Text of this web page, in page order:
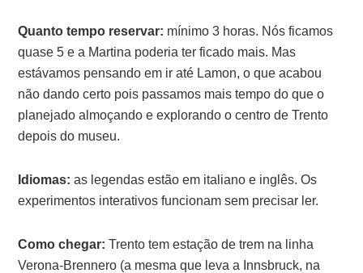
Quanto tempo reservar: mínimo 3 horas. Nós ficamos
quase 5 e a Martina poderia ter ficado mais. Mas
estávamos pensando em ir até Lamon, o que acabou
não dando certo pois passamos mais tempo do que o
planejado almoçando e explorando o centro de Trento
depois do museu.
Idiomas: as legendas estão em italiano e inglês. Os
experimentos interativos funcionam sem precisar ler.
Como chegar: Trento tem estação de trem na linha
Verona-Brennero (a mesma que leva a Innsbruck, na